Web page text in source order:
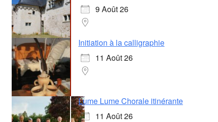
9 Août 26
Initiation à la calligraphie
11 Août 26
Lume Lume Chorale itinérante
11 Août 26